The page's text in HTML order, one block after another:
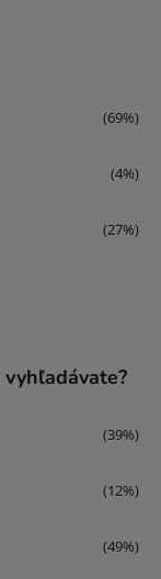
(69%)
(4%)
(27%)
(39%)
(12%)
(49%)